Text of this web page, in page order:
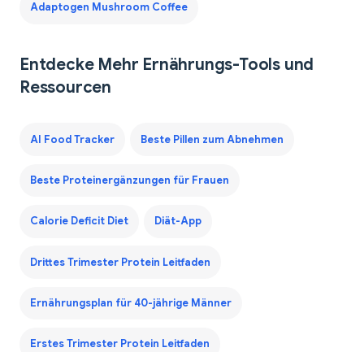
Adaptogen Mushroom Coffee
Entdecke Mehr Ernährungs-Tools und
Ressourcen
AI Food Tracker Beste Pillen zum Abnehmen
Beste Proteinergänzungen für Frauen
Calorie Deficit Diet Diät-App
Drittes Trimester Protein Leitfaden
Ernährungsplan für 40-jährige Männer
Erstes Trimester Protein Leitfaden